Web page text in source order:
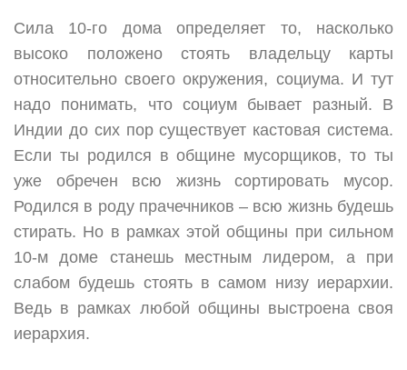
Сила 10-го дома определяет то, насколько
высоко положено стоять владельцу карты
относительно своего окружения, социума. И тут
надо понимать, что социум бывает разный. В
Индии до сих пор существует кастовая система.
Если ты родился в общине мусорщиков, то ты
уже обречен всю жизнь сортировать мусор.
Родился в роду прачечников – всю жизнь будешь
стирать. Но в рамках этой общины при сильном
10-м доме станешь местным лидером, а при
слабом будешь стоять в самом низу иерархии.
Ведь в рамках любой общины выстроена своя
иерархия.